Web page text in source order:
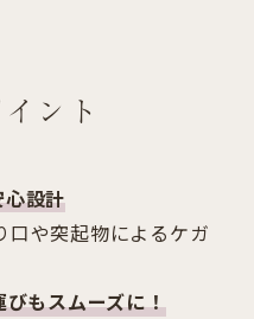
ント
設計
口や突起物によるケガ
もスムーズに！